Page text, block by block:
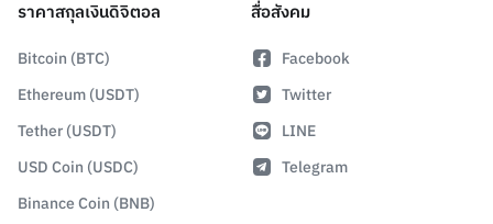
ราคาสกุลเงินดิจิตอล
Bitcoin (BTC)
Ethereum (USDT)
Tether (USDT)
USD Coin (USDC)
Binance Coin (BNB)
สื่อสังคม
Facebook
Twitter
LINE
Telegram